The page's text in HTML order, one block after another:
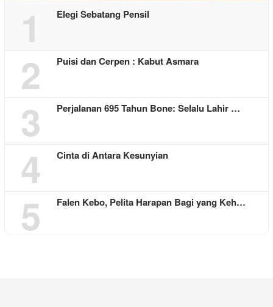
1 Elegi Sebatang Pensil
2 Puisi dan Cerpen : Kabut Asmara
3 Perjalanan 695 Tahun Bone: Selalu Lahir …
4 Cinta di Antara Kesunyian
5 Falen Kebo, Pelita Harapan Bagi yang Keh…